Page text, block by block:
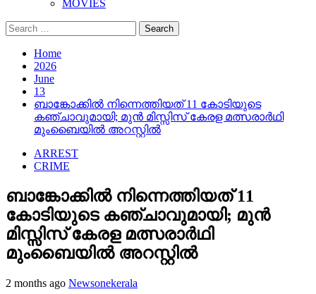
MOVIES
Search
for:
Home
2026
June
13
ബാങ്കോക്കിൽ നിന്നെത്തിയത് 11 കോടിയുടെ
കഞ്ചാവുമായി; മുൻ മിസ്സിസ് കേരള മത്സരാർഥി
മുംബൈയിൽ അറസ്റ്റിൽ
ARREST
CRIME
ബാങ്കോക്കിൽ നിന്നെത്തിയത് 11
കോടിയുടെ കഞ്ചാവുമായി; മുൻ
മിസ്സിസ് കേരള മത്സരാർഥി
മുംബൈയിൽ അറസ്റ്റിൽ
2 months ago Newsonekerala